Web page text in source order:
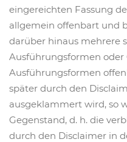
eingereichten Fassung
allgemein offenbart und
darüber hinaus mehrere
Ausführungsformen oder
Ausführungsformen
später durch den
ausgeklammert wird, so
Gegenstand, d. h. die
durch den Disclaimer in